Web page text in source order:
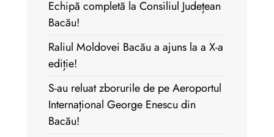
Echipă completă la Consiliul Județean
Bacău!
Raliul Moldovei Bacău a ajuns la a X-a
ediție!
S-au reluat zborurile de pe Aeroportul
Internațional George Enescu din
Bacău!